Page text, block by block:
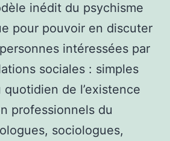
inédit du psychisme
pour pouvoir en discuter
intéressées par
sociales : simples
de l’existence
professionnels du
sociologues,